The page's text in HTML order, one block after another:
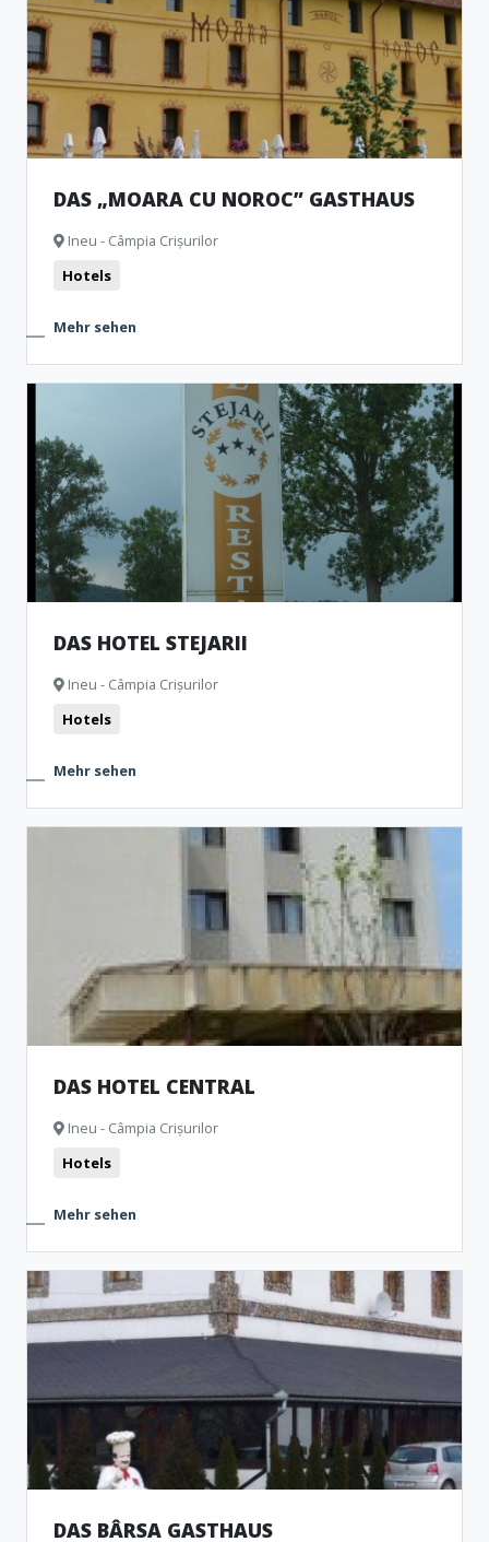
DAS „MOARA CU NOROC” GASTHAUS
Ineu - Câmpia Crișurilor
Hotels
Mehr sehen
DAS HOTEL STEJARII
Ineu - Câmpia Crișurilor
Hotels
Mehr sehen
DAS HOTEL CENTRAL
Ineu - Câmpia Crișurilor
Hotels
Mehr sehen
DAS BÂRSA GASTHAUS